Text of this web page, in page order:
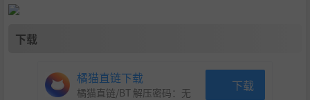
下载
橘猫直链下载
橘猫直链/BT 解压密码： 无 下载